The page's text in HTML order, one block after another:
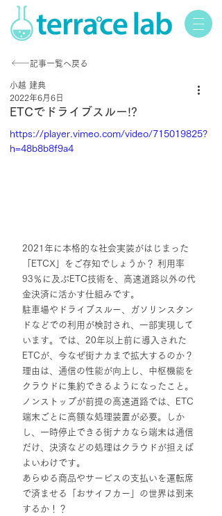
記事一覧へ戻る
ETCでドライブスルー!?
小越 建典
2022年6月6日
https://player.vimeo.com/video/715019825?
h=48b8b8f9a4
2021年に本格的な社会実装がはじまった
「ETCX」をご存知でしょうか？ 利用率
93％に及ぶETC技術を、高速道路以外の代
金決済に活かす仕組みです。
駐車場やドライブスルー、ガソリンスタン
ドなどでの利用が検討され、一部実現して
います。では、20年以上前に導入された
ETCが、今なぜ街ナカまで拡大するのか？
理由は、通信の性能が向上し、中枢機能を
クラウドに集約できるようになったこと。
ノンストップが前提の高速道路では、ETC
端末ごとに高額な処理装置が必要。しか
し、一時停止できる街ナカなら端末は通信
だけ、決済などの処理はクラウドが担えば
よいわけです。
あらゆる商品やサービスの支払いを運転席
で済ませる「おサイフカー」の世界は到来
するか！？